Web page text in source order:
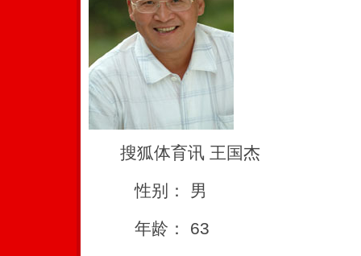
搜狐体育讯 王国杰
性别： 男
年龄： 63